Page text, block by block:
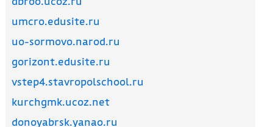
umcro.edusite.ru
uo-sormovo.narod.ru
gorizont.edusite.ru
vstep4.stavropolschool.ru
kurchgmk.ucoz.net
donoyabrsk.yanao.ru